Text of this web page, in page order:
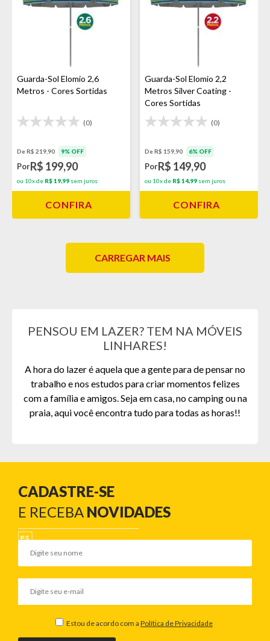
Guarda-Sol Elomio 2,6
Metros - Cores Sortidas
(0)
De R$ 219,90 9% OFF
PorR$ 199,90
ou 10x de R$ 19,99 sem juros
CONFIRA
Guarda-Sol Elomio 2,2
Metros Silver Coating -
Cores Sortidas
(0)
De R$ 159,90 6% OFF
PorR$ 149,90
ou 10x de R$ 14,99 sem juros
CONFIRA
CARREGAR MAIS
PENSOU EM LAZER? TEM NA MÓVEIS
LINHARES!
A hora do lazer é aquela que a gente para de pensar no
trabalho e nos estudos para criar momentos felizes
com a família e amigos. Seja em casa, no camping ou na
praia, aqui você encontra tudo para todas as horas!!
CADASTRE-SE
E RECEBA NOVIDADES
Estou de acordo com a Política de Privacidade